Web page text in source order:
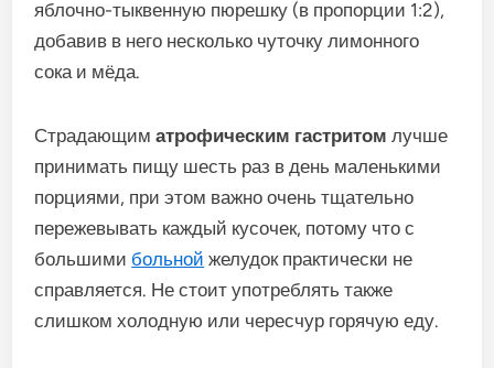
яблочно-тыквенную пюрешку (в пропорции 1:2),
добавив в него несколько чуточку лимонного
сока и мёда.
Страдающиматрофическим гастритом лучше
принимать пищу шесть раз в день маленькими
порциями, при этом важно очень тщательно
пережевывать каждый кусочек, потому что с
большими больной желудок практически не
справляется. Не стоит употреблять также
слишком холодную или чересчур горячую еду.